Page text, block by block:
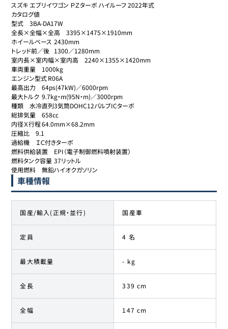
スズキ エブリイワゴン ＰＺターボ ハイルーフ 2022年式
カタログ値
型式	3BA-DA17W
全長×全幅×全高	3395×1475×1910mm
ホイールベース	2430mm
トレッド前／後	1300／1280mm
室内長×室内幅×室内高	2240×1355×1420mm
車両重量	1000kg
エンジン型式	R06A
最高出力	64ps(47kW)／6000rpm
最大トルク	9.7kg・m(95N・m)／3000rpm
種類	水冷直列3気筒DOHC12バルブICターボ
総排気量	658cc
内径Ｘ行程	64.0mm×68.2mm
圧縮比	9.1
過給機	ＩＣ付きターボ
燃料供給装置	EPI（電子制御燃料噴射装置）
燃料タンク容量	37リットル
使用燃料	無鉛ハイオクガソリン
車種情報
国産/輸入(正規・並行) 国産車
定員 4 名
最大積載量 - kg
全長 339 cm
全幅 147 cm